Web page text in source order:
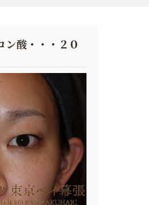
形をキレイに
や口元もキレイに
の歯を守りたい
インプラント
無痛治療
顎関節症・ブラキシズム治
歯ぎしり・食いしば
りのボトックス治療
歯ぎしり・食いしばりのボ
トックス治療
マウスピース
マウスピース
ン酸・・・２０